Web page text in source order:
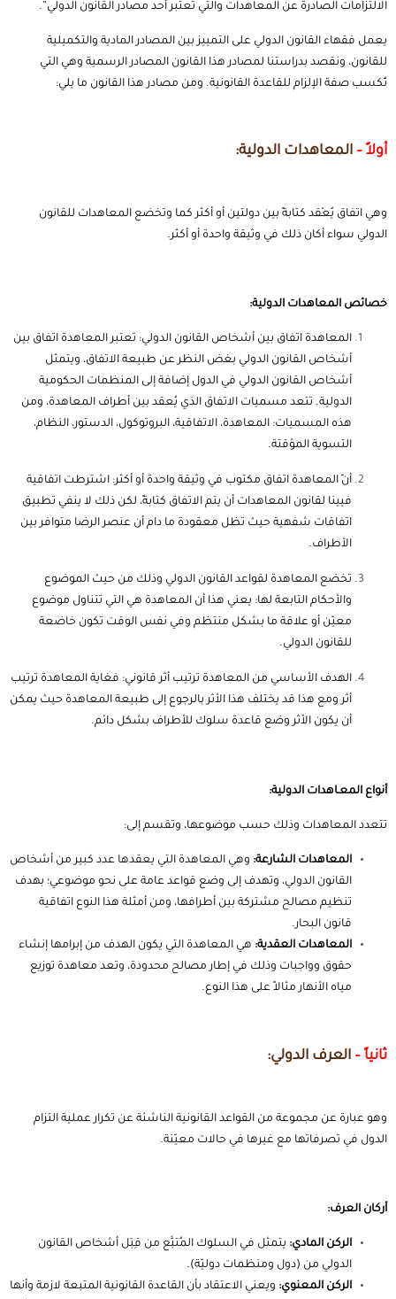
الالتزامات الصادرة عن المعاهدات والتي تعتبر أحد مصادر القانون الدولي”.
يعمل فقهاء القانون الدولي على التمييز بين المصادر المادية والتكميلية
للقانون، ونقصد بدراستنا لمصادر هذا القانون المصادر الرسمية وهي التي
تُكسب صفة الإلزام للقاعدة القانونية. ومن مصادر هذا القانون ما يلي:
أولاً – المعاهدات الدولية:
وهي اتفاق يُعْقد كتابةً بين دولتين أو أكثر كما وتخضع المعاهدات للقانون
الدولي سواء أكان ذلك في وثيقة واحدة أو أكثر.
خصائص المعاهدات الدولية:
المعاهدة اتفاق بين أشخاص القانون الدولي: تعتبر المعاهدة اتفاق بين
أشخاص القانون الدولي بغض النظر عن طبيعة الاتفاق، ويتمثل
أشخاص القانون الدولي في الدول إضافة إلى المنظمات الحكومية
الدولية. تتعد مسميات الاتفاق الذي يُعقد بين أطراف المعاهدة، ومن
هذه المسميات: المعاهدة، الاتفاقية، البروتوكول، الدستور، النظام،
التسوية المؤقتة.
أنّ المعاهدة اتفاق مكتوب في وثيقة واحدة أو أكثر: اشترطت اتفاقية
فيينا لقانون المعاهدات أن يتم الاتفاق كتابةً، لكن ذلك لا ينفي تطبيق
اتفاقات شفهية حيث تظل معقودة ما دام أن عنصر الرضا متوافر بين
الأطراف.
تخضع المعاهدة لقواعد القانون الدولي وذلك من حيث الموضوع
والأحكام التابعة لها: يعني هذا أن المعاهدة هي التي تتناول موضوع
معيّن أو علاقة ما بشكل منتظم وفي نفس الوقت تكون خاضعة
للقانون الدولي.
الهدف الأساسي من المعاهدة ترتيب أثر قانوني: فغاية المعاهدة ترتيب
أثر ومع هذا قد يختلف هذا الأثر بالرجوع إلى طبيعة المعاهدة حيث يمكن
أن يكون الأثر وضع قاعدة سلوك للأطراف بشكل دائم.
أنواع المعـاهدات الدولية:
تتعدد المعاهدات وذلك حسب موضوعها، وتقسم إلى:
المعاهدات الشارعة: وهي المعاهدة التي يعقدها عدد كبير من أشخاص
القانون الدولي، وتهدف إلى وضع قواعد عامة على نحو موضوعي؛ بهدف
تنظيم مصالح مشتركة بين أطرافها، ومن أمثلة هذا النوع اتفاقية
قانون البحار.
المعاهدات العقدية: هي المعاهدة التي يكون الهدف من إبرامها إنشاء
حقوق وواجبات وذلك في إطار مصالح محدودة، وتعد معاهدة توزيع
مياه الأنهار مثالاً على هذا النوع.
ثانياً – العرف الدولي:
وهو عبارة عن مجموعة من القواعد القانونية الناشئة عن تكرار عملية التزام
الدول في تصرفاتها مع غيرها في حالات معيّنة.
أركان العرف:
الركن المادي: يتمثل في السلوك المُتبَّع من قِبَل أشخاص القانون
الدولي من (دول ومنظمات دوليّة).
الركن المعنوي: ويعني الاعتقاد بأن القاعدة القانونية المتبعة لازمة وأنها